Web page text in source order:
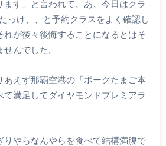
ます」と言われて、あ、今日はクラ
っけ、、と予約クラスをよく確認し
れが後々後悔することになるとはそ
んでした。
あえず那覇空港の「ポークたまご本
て満足してダイヤモンドプレミアラ
りやらなんやらを食べて結構満腹で